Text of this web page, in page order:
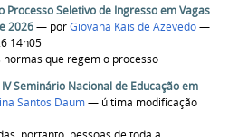
Seletivo de Ingresso em Vagas
2026— porGiovana Kais de Azevedo—
14h05
que regem o processo
Seminário Nacional de Educação em
Santos Daum— última modificação